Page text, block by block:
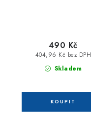
Skladem
404,96 Kč bez DPH
490 Kč